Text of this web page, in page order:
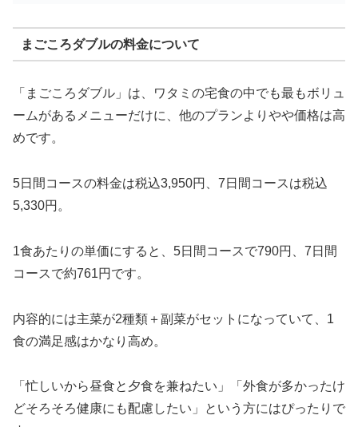
まごころダブルの料金について
「まごころダブル」は、ワタミの宅食の中でも最もボリュ
ームがあるメニューだけに、他のプランよりやや価格は高
めです。
5日間コースの料金は税込3,950円、7日間コースは税込
5,330円。
1食あたりの単価にすると、5日間コースで790円、7日間
コースで約761円です。
内容的には主菜が2種類＋副菜がセットになっていて、1
食の満足感はかなり高め。
「忙しいから昼食と夕食を兼ねたい」「外食が多かったけ
どそろそろ健康にも配慮したい」という方にはぴったりで